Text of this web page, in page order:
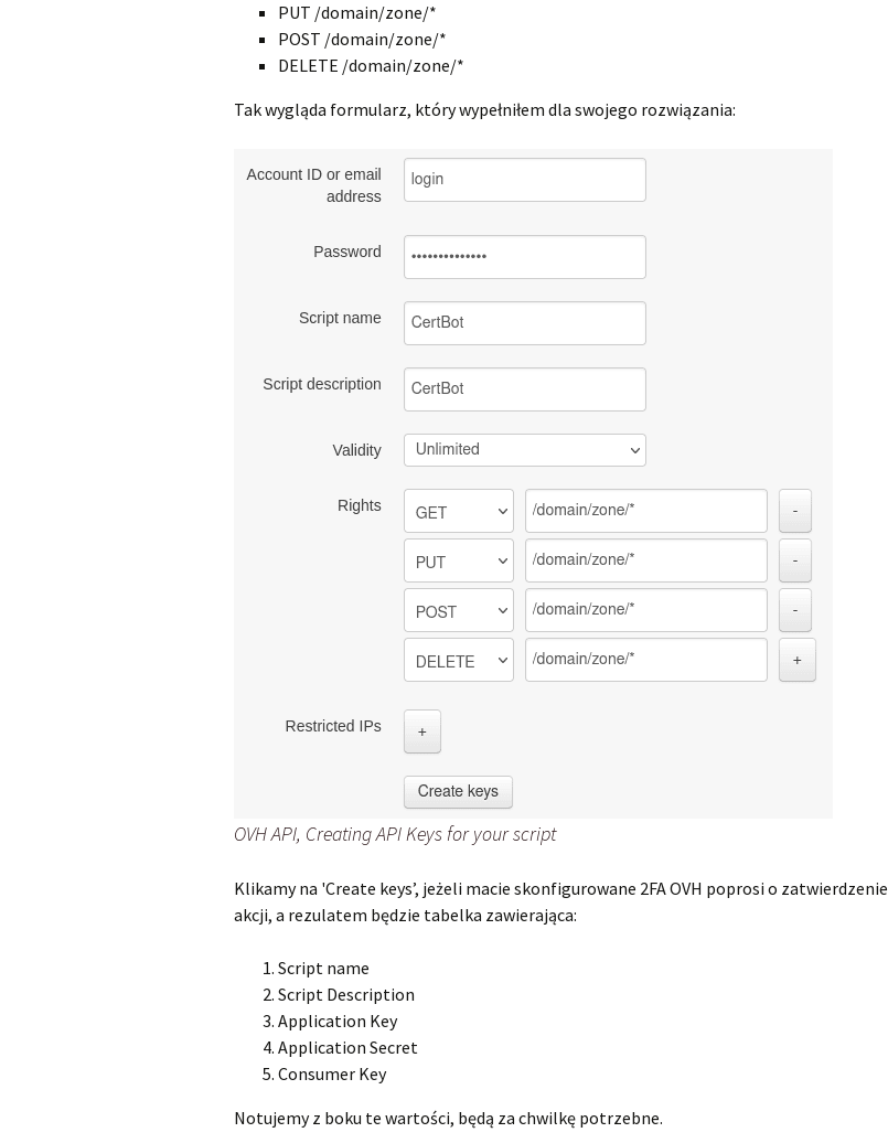
PUT /domain/zone/*
POST /domain/zone/*
DELETE /domain/zone/*
Tak wygląda formularz, który wypełniłem dla swojego rozwiązania:
OVH API, Creating API Keys for your script
Klikamy na 'Create keys’, jeżeli macie skonfigurowane 2FA OVH poprosi o zatwierdzenie
akcji, a rezulatem będzie tabelka zawierająca:
Script name
Script Description
Application Key
Application Secret
Consumer Key
Notujemy z boku te wartości, będą za chwilkę potrzebne.